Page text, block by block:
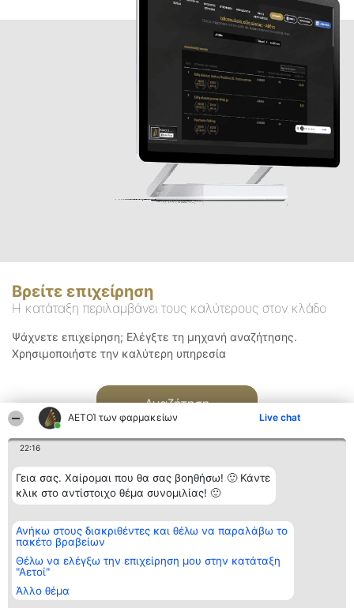
ΑΕΤΟΊ των φαρμακείων Live chat
22:16
Γεια σας. Χαίρομαι που θα σας βοηθήσω! 🙂 Κάντε
κλικ στο αντίστοιχο θέμα συνομιλίας! 🙂
Ανήκω στους διακριθέντες και θέλω να παραλάβω το
πακέτο βραβείων
Θέλω να ελέγξω την επιχείρηση μου στην κατάταξη
"Αετοί"
Άλλο θέμα
Βρείτε επιχείρηση
Η κατάταξη περιλαμβάνει τους καλύτερους στον κλάδο
Ψάχνετε επιχείρηση; Ελέγξτε τη μηχανή αναζήτησης.
Χρησιμοποιήστε την καλύτερη υπηρεσία
Αναζήτηση
Διοργανωτής της
κατάταξης
BEAUTIFUL COMPANY
ΤΗΛ. ΕΠΙΚΟΙΝΩΝΙΑΣ:
2104128019
email:
aetoi@beautifulcompany.co
Κατάταξη
Διακριθέντες
των
διακριθέντων
προϋποθέσεις
Επικοινωνία
Επικοινωνία